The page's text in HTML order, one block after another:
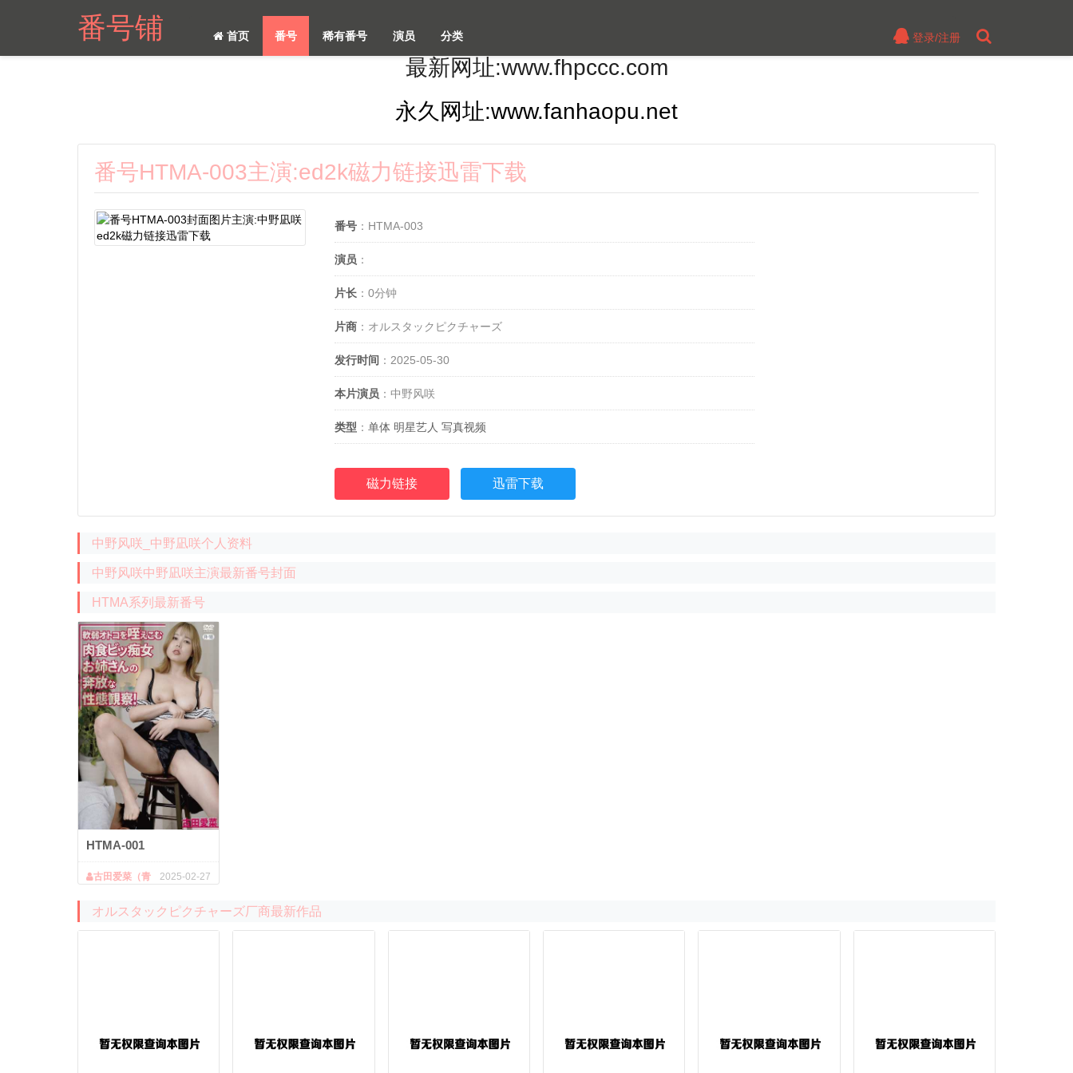
番号铺 首页 番号 稀有番号 演员 分类 登录/注册
最新网址:www.fhpccc.com
永久网址:www.fanhaopu.net
番号HTMA-003主演:ed2k磁力链接迅雷下载
番号 ：HTMA-003
演员 ：
片长 ：0分钟
片商 ：オルスタックピクチャーズ
发行时间 ：2025-05-30
本片演员 ：中野风咲
类型 ： 单体 明星艺人 写真视频
磁力链接 迅雷下载
中野风咲_中野凪咲个人资料
中野风咲中野凪咲主演最新番号封面
HTMA系列最新番号
HTMA-001
2025-02-27
古田爱菜（青
オルスタックピクチャーズ厂商最新作品